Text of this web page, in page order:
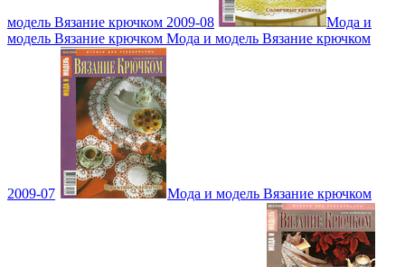
модель Вязание крючком 2009-08
Мода и
модель Вязание крючком Мода и модель Вязание крючком
2009-07 Мода и модель Вязание крючком